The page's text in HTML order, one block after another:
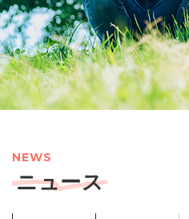
NEWS
ニュース